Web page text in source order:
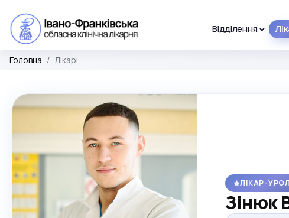
Відділення
Головна Лікарі
ЛІКАР-
Зінюк